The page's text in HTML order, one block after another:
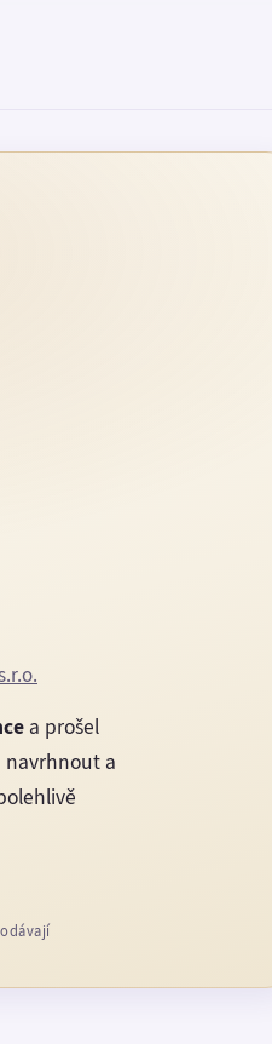
a prošel
a